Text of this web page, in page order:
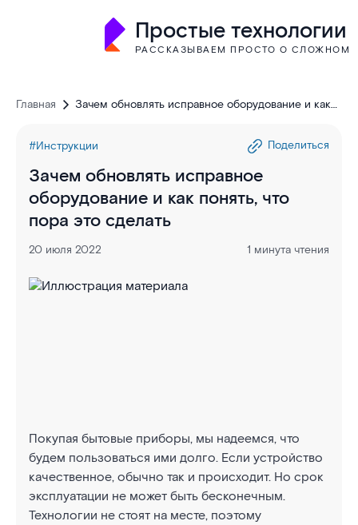
Простые технологии
РАССКАЗЫВАЕМ ПРОСТО О СЛОЖНОМ
Главная
Зачем обновлять исправное оборудование и как
#Инструкции
Поделиться
Зачем обновлять исправное
оборудование и как понять, что
пора это сделать
20 июля 2022 1 минута чтения
Покупая бытовые приборы, мы надеемся, что
будем пользоваться ими долго. Если устройство
качественное, обычно так и происходит. Но срок
эксплуатации не может быть бесконечным.
Технологии не стоят на месте, поэтому